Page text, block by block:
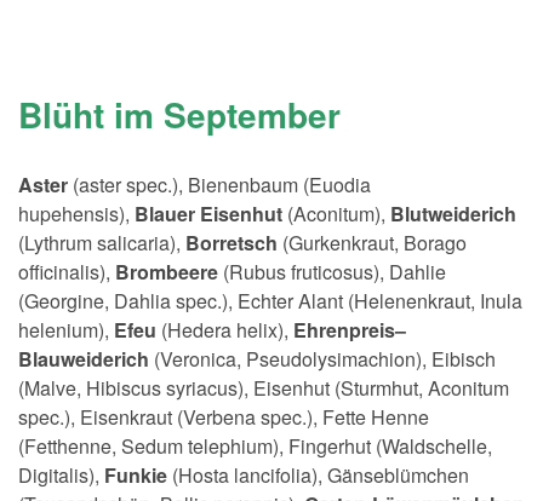
Blüht im September
Aster (aster spec.), Bienenbaum (Euodia
hupehensis), Blauer Eisenhut (Aconitum), Blutweiderich
(Lythrum salicaria), Borretsch (Gurkenkraut, Borago
officinalis), Brombeere (Rubus fruticosus), Dahlie
(Georgine, Dahlia spec.), Echter Alant (Helenenkraut, Inula
helenium), Efeu (Hedera helix), Ehrenpreis–
Blauweiderich (Veronica, Pseudolysimachion), Eibisch
(Malve, Hibiscus syriacus), Eisenhut (Sturmhut, Aconitum
spec.), Eisenkraut (Verbena spec.), Fette Henne
(Fetthenne, Sedum telephium), Fingerhut (Waldschelle,
Digitalis), Funkie (Hosta lancifolia), Gänseblümchen